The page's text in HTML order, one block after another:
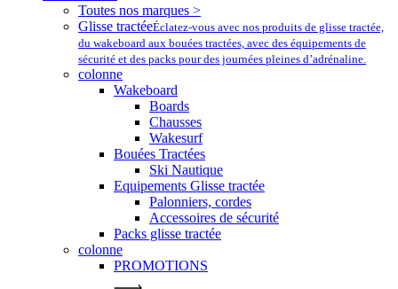
Toutes nos marques >
Glisse tractéeÉclatez-vous avec nos produits de glisse tractée,
du wakeboard aux bouées tractées, avec des équipements de
sécurité et des packs pour des journées pleines d’adrénaline.
colonne
Wakeboard
Boards
Chausses
Wakesurf
Bouées Tractées
Ski Nautique
Equipements Glisse tractée
Palonniers, cordes
Accessoires de sécurité
Packs glisse tractée
colonne
PROMOTIONS